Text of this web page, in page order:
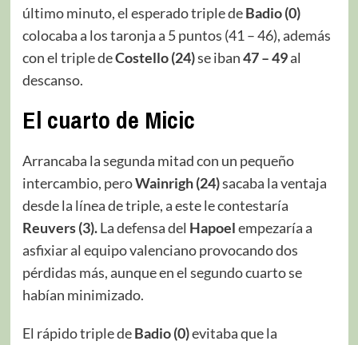
último minuto, el esperado triple deBadio (0)
colocaba a los taronja a 5 puntos (41 – 46), además
con el triple deCostello (24)se iban47 – 49al
descanso.
El cuarto de Micic
Arrancaba la segunda mitad con un pequeño
intercambio, peroWainrigh (24)sacaba la ventaja
desde la línea de triple, a este le contestaría
Reuvers (3).La defensa del Hapoelempezaría a
asfixiar al equipo valenciano provocando dos
pérdidas más, aunque en el segundo cuarto se
habían minimizado.
El rápido triple deBadio (0)evitaba que la